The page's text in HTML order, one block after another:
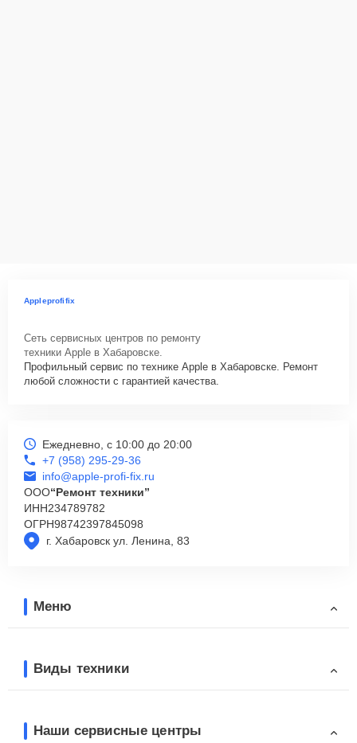
Appleprofifix
Сеть сервисных центров по ремонту
техники Apple в Хабаровске.
Профильный сервис по технике Apple в Хабаровске. Ремонт
любой сложности с гарантией качества.
г. Хабаровск ул. Ленина, 83
Ежедневно, с 10:00 до 20:00
+7 (958) 295-29-36
info@apple-profi-fix.ru
ООО“Ремонт техники”
ИНН234789782
ОГРН98742397845098
Меню
Виды техники
Наши сервисные центры